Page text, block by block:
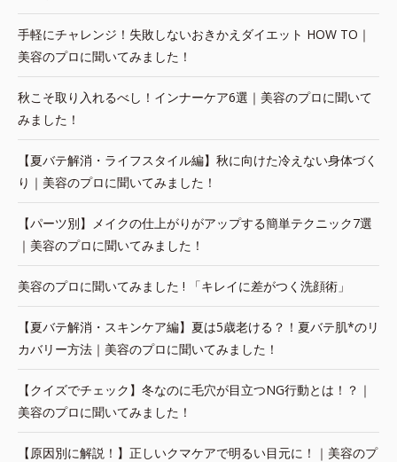
手軽にチャレンジ！失敗しないおきかえダイエット HOW TO｜
美容のプロに聞いてみました！
秋こそ取り入れるべし！インナーケア6選｜美容のプロに聞いて
みました！
【夏バテ解消・ライフスタイル編】秋に向けた冷えない身体づく
り｜美容のプロに聞いてみました！
【パーツ別】メイクの仕上がりがアップする簡単テクニック7選
｜美容のプロに聞いてみました！
美容のプロに聞いてみました ! 「キレイに差がつく洗顔術」
【夏バテ解消・スキンケア編】夏は5歳老ける？！夏バテ肌*のリ
カバリー方法｜美容のプロに聞いてみました！
【クイズでチェック】冬なのに毛穴が目立つNG行動とは！？｜
美容のプロに聞いてみました！
【原因別に解説！】正しいクマケアで明るい目元に！｜美容のプ